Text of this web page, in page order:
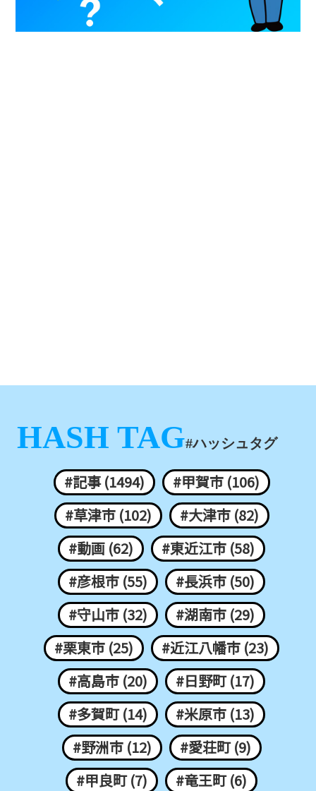
HASH TAG#ハッシュタグ
#記事 (1494)
#甲賀市 (106)
#草津市 (102)
#大津市 (82)
#動画 (62)
#東近江市 (58)
#彦根市 (55)
#長浜市 (50)
#守山市 (32)
#湖南市 (29)
#栗東市 (25)
#近江八幡市 (23)
#高島市 (20)
#日野町 (17)
#多賀町 (14)
#米原市 (13)
#野洲市 (12)
#愛荘町 (9)
#甲良町 (7)
#竜王町 (6)